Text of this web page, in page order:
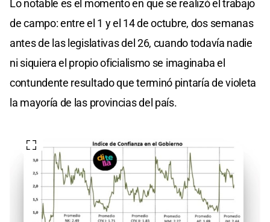
Lo notable es el momento en que se realizó el trabajo
de campo: entre el 1 y el 14 de octubre, dos semanas
antes de las legislativas del 26, cuando todavía nadie
ni siquiera el propio oficialismo se imaginaba el
contundente resultado que terminó pintaría de violeta
la mayoría de las provincias del país.